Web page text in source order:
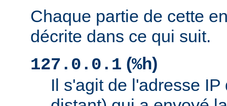
Chaque partie de cette
décrite dans ce qui suit.
127.0.0.1 (%h)
Il s'agit de l'adresse